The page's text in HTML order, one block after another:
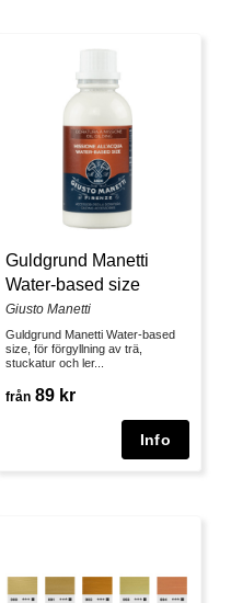
Guldgrund Manetti
Water-based size
Giusto Manetti
Guldgrund Manetti Water-based
size, för förgyllning av trä,
stuckatur och ler...
från 89 kr